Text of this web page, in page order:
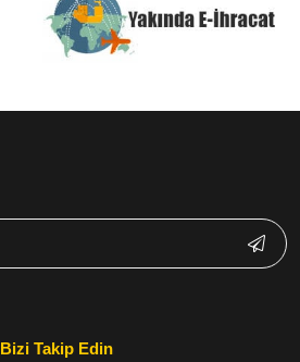
Bizi Takip Edin